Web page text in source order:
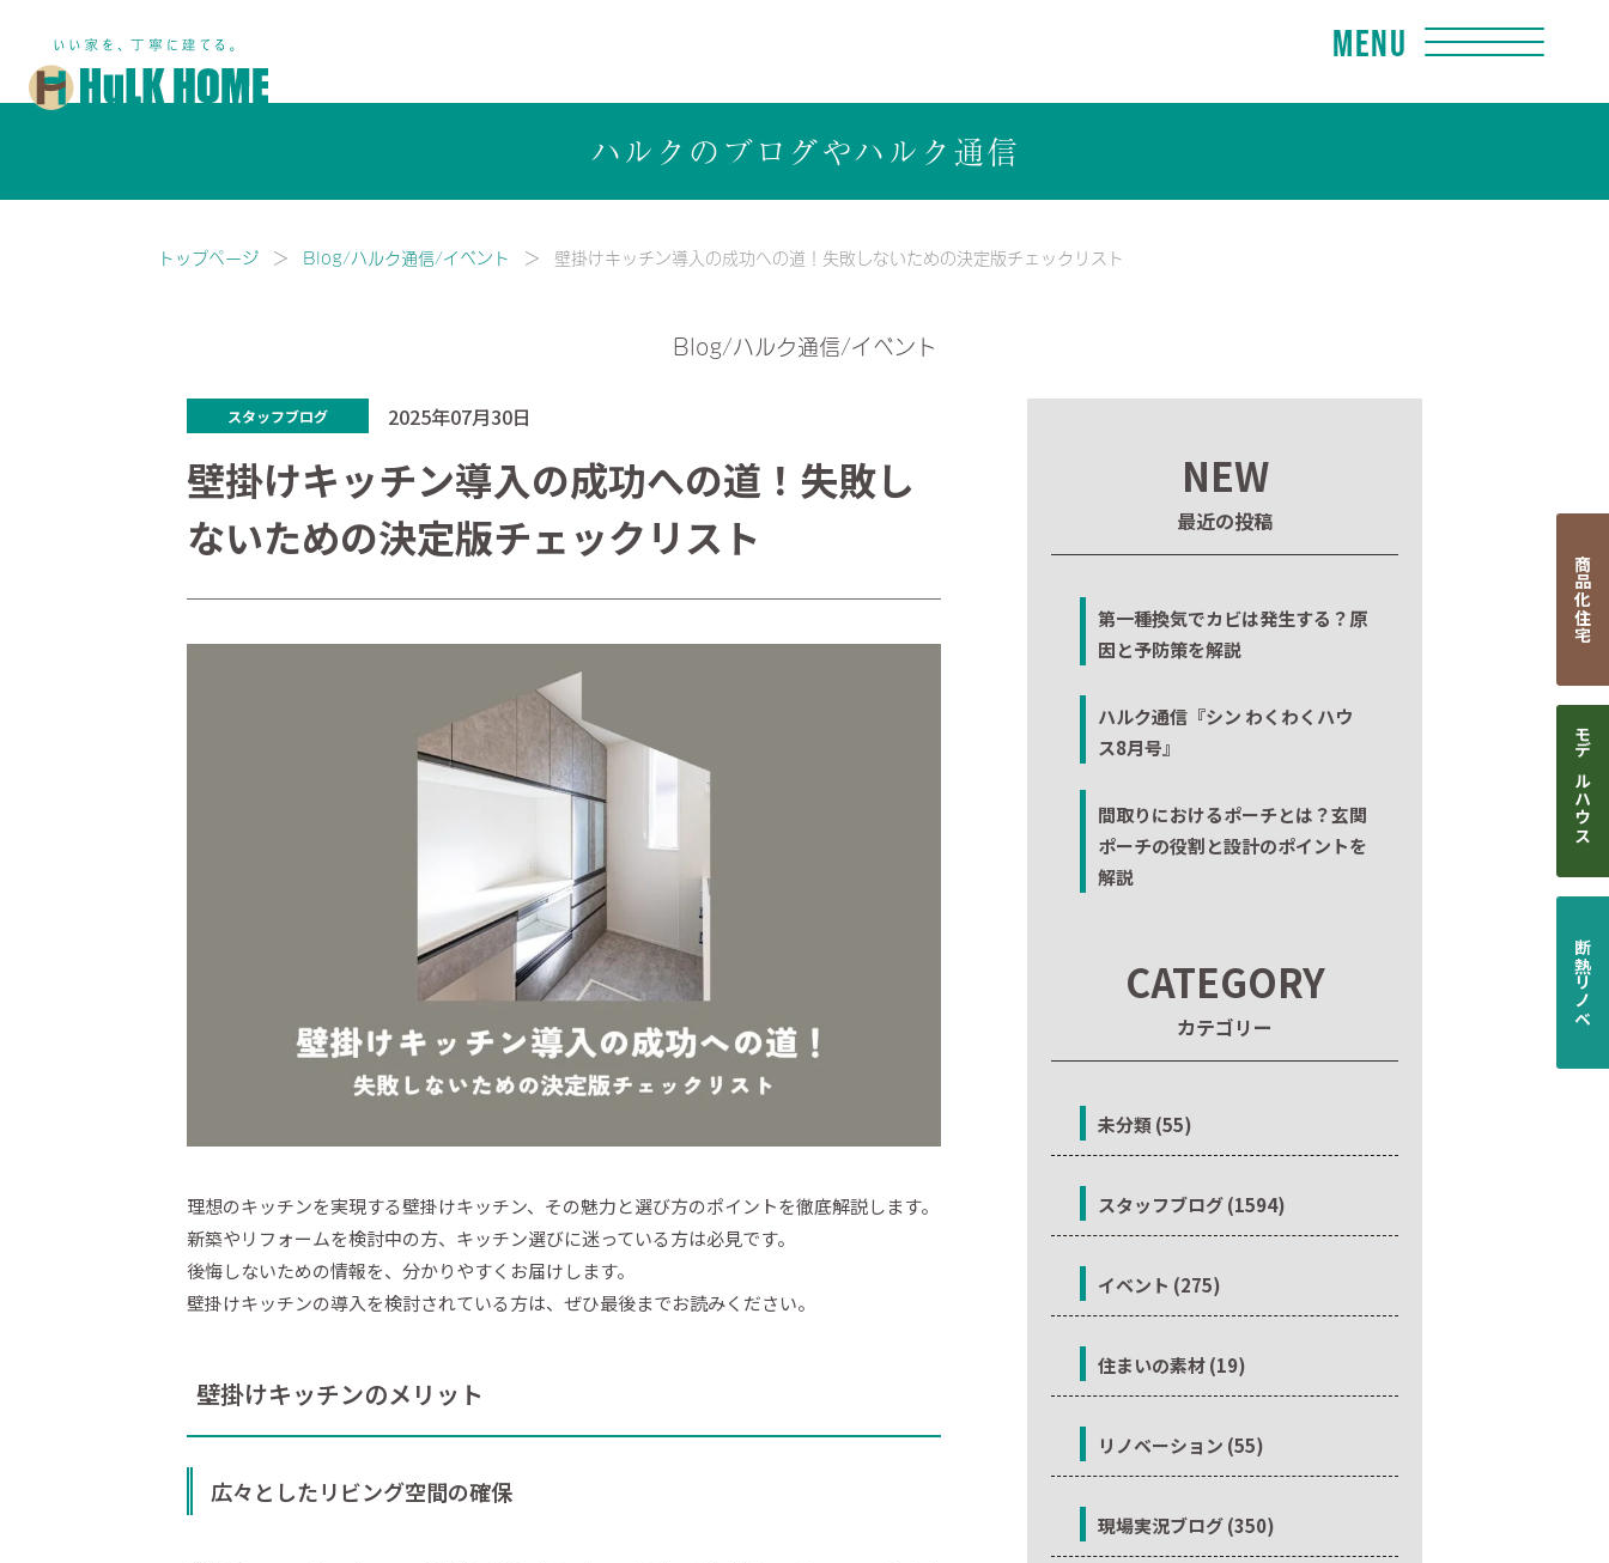
Menu
ハルクのブログやハルク通信
トップページ Blog/ハルク通信/イベント 壁掛けキッチン導入の成功への道！失敗しないための決定版チェックリスト
Blog/ハルク通信/イベント
スタッフブログ 2025年07月30日
壁掛けキッチン導入の成功への道！失敗し
ないための決定版チェックリスト
理想のキッチンを実現する壁掛けキッチン、その魅力と選び方のポイントを徹底解説します。
新築やリフォームを検討中の方、キッチン選びに迷っている方は必見です。
後悔しないための情報を、分かりやすくお届けします。
壁掛けキッチンの導入を検討されている方は、ぜひ最後までお読みください。
壁掛けキッチンのメリット
広々としたリビング空間の確保
NEW
最近の投稿
第一種換気でカビは発生する？原
因と予防策を解説
ハルク通信『シン わくわくハウ
ス8月号』
間取りにおけるポーチとは？玄関
ポーチの役割と設計のポイントを
解説
CATEGORY
カテゴリー
未分類 (55)
スタッフブログ (1594)
イベント (275)
住まいの素材 (19)
リノベーション (55)
現場実況ブログ (350)
商品化住宅
モデルハウス
断熱リノベ